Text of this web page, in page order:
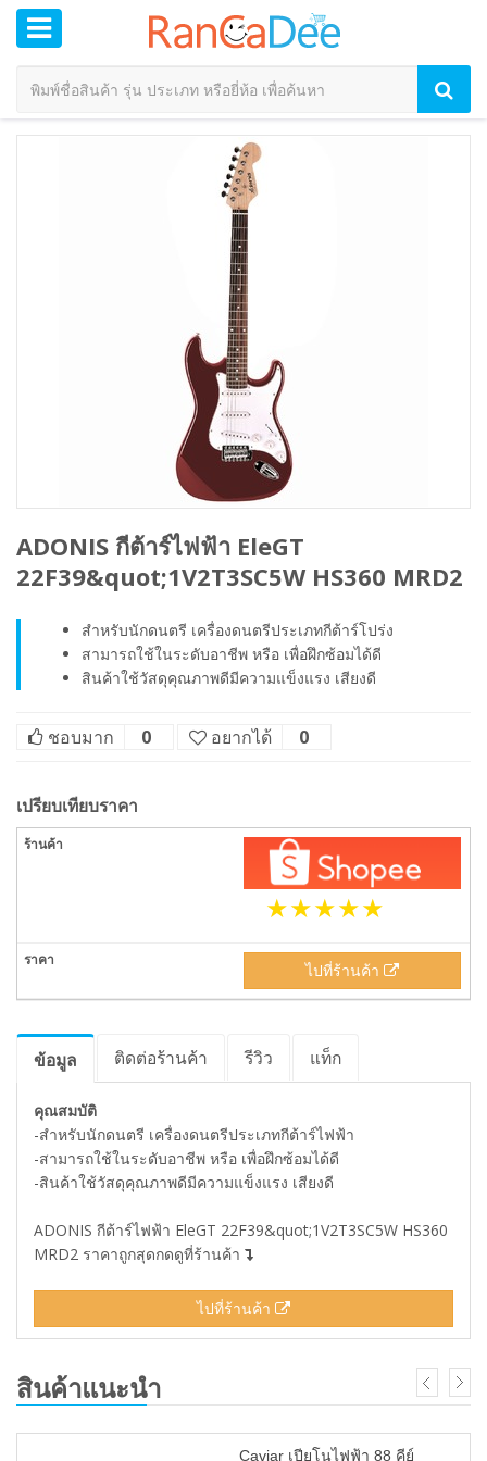
ADONIS กีต้าร์ไฟฟ้า EleGT
22F39&quot;1V2T3SC5W HS360 MRD2
สำหรับนักดนตรี เครื่องดนตรีประเภทกีต้าร์โปร่ง
สามารถใช้ในระดับอาชีพ หรือ เพื่อฝึกซ้อมได้ดี
สินค้าใช้วัสดุคุณภาพดีมีความแข็งแรง เสียงดี
ชอบมาก 0 อยากได้ 0
เปรียบเทียบราคา
ไปที่ร้านค้า
ข้อมูล ติดต่อร้านค้า รีวิว แท็ก
คุณสมบัติ
-สำหรับนักดนตรี เครื่องดนตรีประเภทกีต้าร์ไฟฟ้า
-สามารถใช้ในระดับอาชีพ หรือ เพื่อฝึกซ้อมได้ดี
-สินค้าใช้วัสดุคุณภาพดีมีความแข็งแรง เสียงดี
ADONIS กีต้าร์ไฟฟ้า EleGT 22F39&quot;1V2T3SC5W HS360
MRD2 ราคาถูกสุดกดดูที่ร้านค้า
ไปที่ร้านค้า
สินค้าแนะนำ
Caviar เปียโนไฟฟ้า 88 คีย์